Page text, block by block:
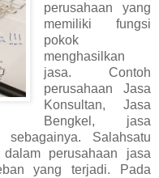
perusahaan yang
memiliki fungsi
pokok
menghasilkan
jasa. Contoh
perusahaan Jasa
Konsultan, Jasa
Bengkel, jasa
Salahsatu
perusahaan jasa
yang terjadi. Pada